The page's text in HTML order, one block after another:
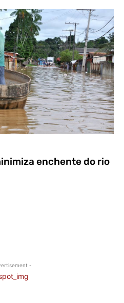
enchente do rio
-